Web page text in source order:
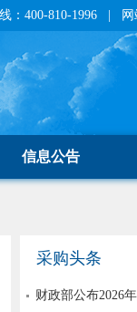
：400-810-1996 | 网
信息公告
采购头条
财政部公布2026